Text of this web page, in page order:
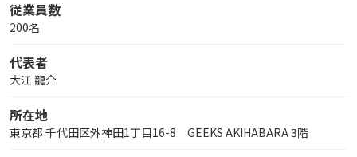
従業員数
200名
代表者
大江 龍介
所在地
東京都 千代田区外神田1丁目16-8 GEEKS AKIHABARA 3階